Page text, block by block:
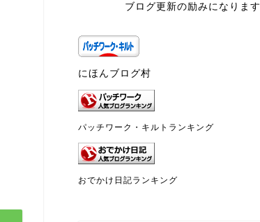
ブログ更新の励みになります
にほんブログ村
パッチワーク・キルトランキング
おでかけ日記ランキング